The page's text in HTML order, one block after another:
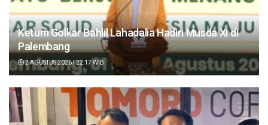
Ketum Golkar Bahlil Lahadalia Hadiri Musda XI di
Palembang
2 AGUSTUS 2026 | 22:17 WIB